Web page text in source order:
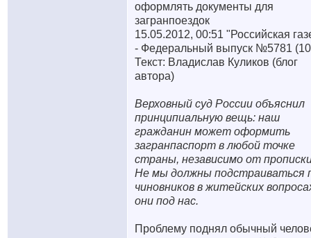
оформлять документы для
загранпоездок
15.05.2012, 00:51 "Российская
- Федеральный выпуск №5781
Текст: Владислав Куликов (блог
автора)
Верховный суд России объяснил
принципиальную вещь: наш
гражданин может оформить
загранпаспорт в любой точке
страны, независимо от
Не мы должны подстраиваться
чиновников в житейских
они под нас.
Проблему поднял обычный